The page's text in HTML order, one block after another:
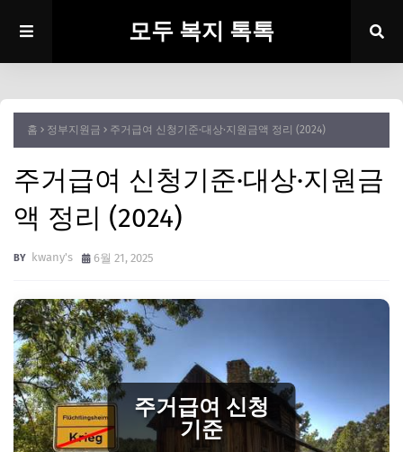
모두 복지 톡톡
홈 정부지원금 주거급여 신청기준·대상·지원금액 정리 (2024)
주거급여 신청기준·대상·지원금
액 정리 (2024)
kwany's 6월 21, 2025
주거급여 신청
기준